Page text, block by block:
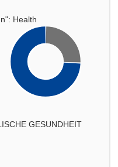
Health
GESUNDHEIT